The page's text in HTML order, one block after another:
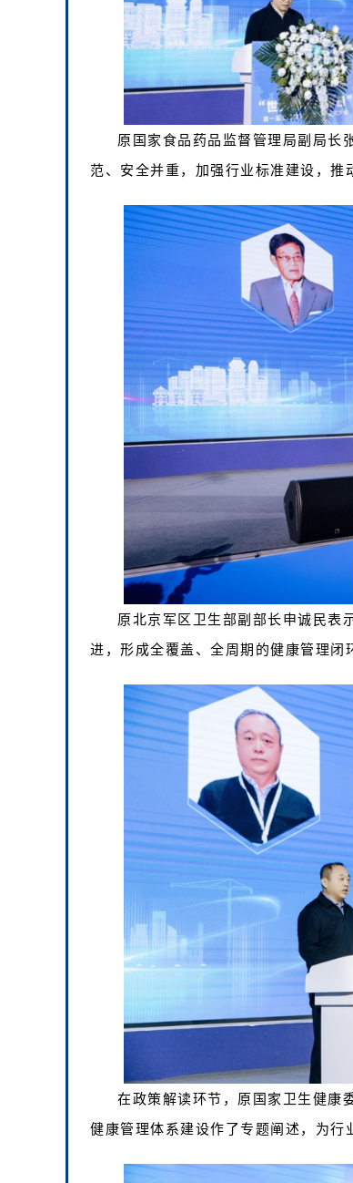
原国家食品药品监督管理局副局长
范、安全并重，加强行业标准建设，推
原北京军区卫生部副部长申诚民表
进，形成全覆盖、全周期的健康管理闭
在政策解读环节，原国家卫生健康
健康管理体系建设作了专题阐述，为行